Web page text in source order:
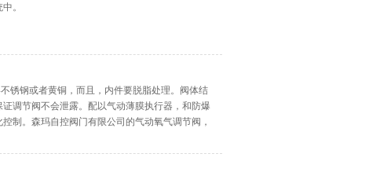
。
锈钢或者黄铜，而且，内件要脱脂处理。阀体结
调节阀不会泄露。配以气动薄膜执行器，和防爆
制。森玛自控阀门有限公司的气动氧气调节阀，